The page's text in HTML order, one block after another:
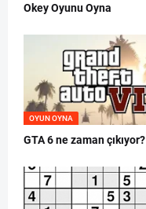
Okey Oyunu Oyna
OYUN OYNA
GTA 6 ne zaman çıkıyor?